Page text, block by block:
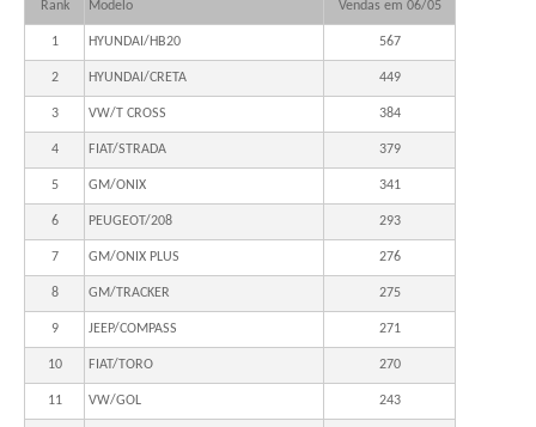
Rank Modelo Vendas em 06/05
1 HYUNDAI/HB20 567
2 HYUNDAI/CRETA 449
3 VW/T CROSS 384
4 FIAT/STRADA 379
5 GM/ONIX 341
6 PEUGEOT/208 293
7 GM/ONIX PLUS 276
8 GM/TRACKER 275
9 JEEP/COMPASS 271
10 FIAT/TORO 270
11 VW/GOL 243